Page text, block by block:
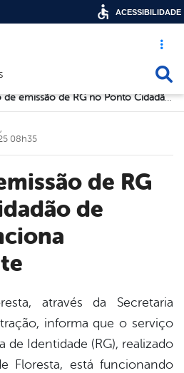
Acesso
Serviço de emissão de RG no Ponto Cidadão de Floresta funciona normalmente
de
08h35
através da Secretaria
informa que o serviço
de Identidade (RG), realizado
Floresta, está funcionando
ACESSIBILIDADE